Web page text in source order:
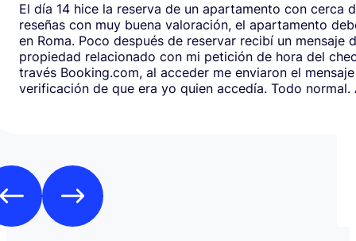
El día 14 hice la reserva de un apartamento con cerca
reseñas con muy buena valoración, el apartamento
en Roma. Poco después de reservar recibí un mensaje de la
propiedad relacionado con mi petición de hora del
través Booking.com, al acceder me enviaron el
verificación de que era yo quien accedía. Todo normal. Al abrirlo,
Como es habitual que, aunque haya una cancelación gratuita,
pidan una preautorización procedí y me cobraron los
través de TransferGO. Inmediatamente después, volvía a requerir
otros 300€ del Bank of Georgia, que por supuesto no
a ponerme en contacto con Booking cuando me llegó,